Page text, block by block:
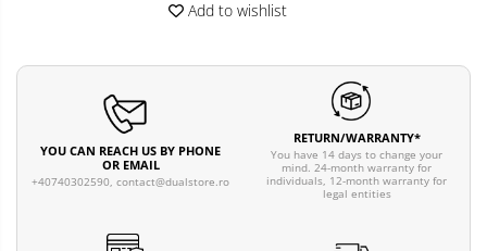
Add to wishlist
YOU CAN REACH US BY PHONE
OR EMAIL
+40740302590, contact@dualstore.ro
RETURN/WARRANTY*
You have 14 days to change your
mind. 24-month warranty for
individuals, 12-month warranty for
legal entities